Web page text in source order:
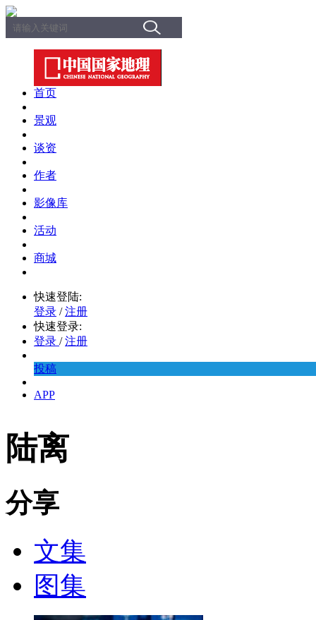
首页
景观
谈资
作者
影像库
活动
商城
快速登陆:
登录 / 注册
快速登录:
登录 / 注册
投稿
APP
陆离
分享
文集
图集